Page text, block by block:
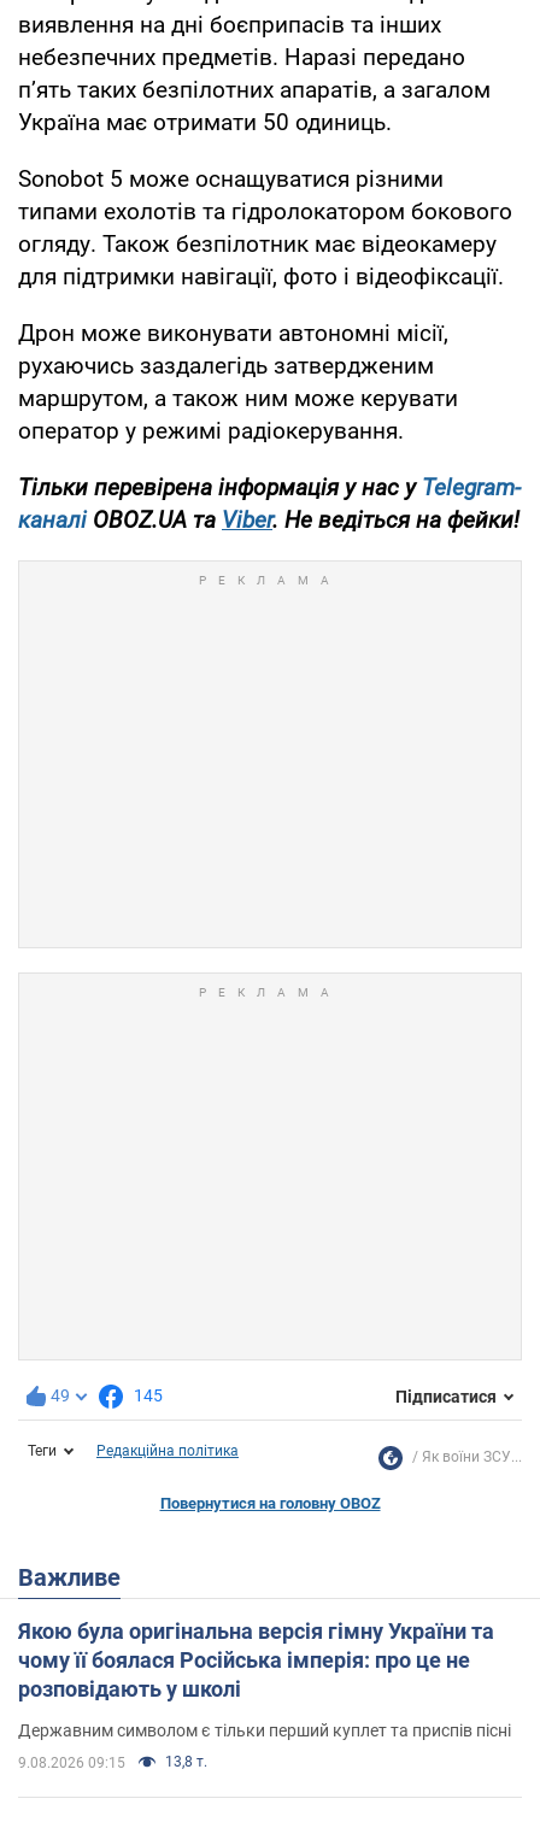
виявлення на дні боєприпасів та інших
небезпечних предметів. Наразі передано
пʼять таких безпілотних апаратів, а загалом
Україна має отримати 50 одиниць.
Sonobot 5 може оснащуватися різними
типами ехолотів та гідролокатором бокового
огляду. Також безпілотник має відеокамеру
для підтримки навігації, фото і відеофіксації.
Дрон може виконувати автономні місії,
рухаючись заздалегідь затвердженим
маршрутом, а також ним може керувати
оператор у режимі радіокерування.
Тільки перевірена інформація у нас уTelegram-
каналіOBOZ.UA та Viber. Не ведіться на фейки!
49 145 Підписатися
Теги Редакційна політика Як воїни ЗСУ...
Повернутися на головну OBOZ
Важливе
Якою була оригінальна версія гімну України та
чому її боялася Російська імперія: про це не
розповідають у школі
Державним символом є тільки перший куплет та приспів пісні
9.08.2026 09:15 13,8 т.